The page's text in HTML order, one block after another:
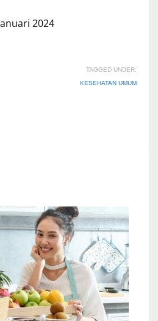
2024
TAGGED UNDER:
KESEHATAN UMUM